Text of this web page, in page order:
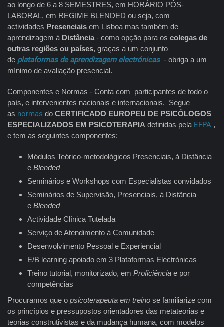
ao longo de 6 a 8 SEMESTRES, em HORÁRIO PÓS-
LABORAL, em REGIME BLENDED ou seja, com
actividades Presenciais em Lisboa mas também de
aprendizagem à Distância - como opção para os colegas de
outras regiões ou países, graças a um conjunto
de plataformas de aprendizagem electrónicas- obriga a um
mínimo de avaliação presencial.
Componentes e Normas - Conta com participantes de todo o
país, e intervenientes nacionais e internacionais. Segue
as normas do CERTIFICADO EUROPEU DE PSICÓLOGOS
ESPECIALIZADOS EM PSICOTERAPIA definidas pela EFPA ,
e tem as seguintes componentes:
Módulos Teórico-metodológicos Presenciais, à Distância
e Blended
Seminários e Workshops com Especialistas convidados
Seminários de Supervisão, Presenciais, à Distância
e Blended
Actividade Clínica Tutelada
Serviço de Atendimento à Comunidade
Desenvolvimento Pessoal e Experiencial
E/B learning apoiado em 3 Plataformas Electrónicas
Treino tutorial, monitorizado, em Proficiência e por
competências
Procuramos que o psicoterapeuta em treino se familiarize com
os princípios e pressupostos orientadores das metateorias e
teorias construtivistas e da mudança humana, com modelos